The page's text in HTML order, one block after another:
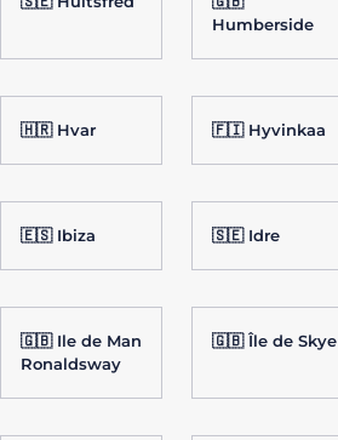
Humberside
🇭🇷 Hvar 🇫🇮 Hyvinkaa
🇪🇸 Ibiza 🇸🇪 Idre
🇬🇧 Ile de Man
Ronaldsway
🇬🇧 Île de Skye